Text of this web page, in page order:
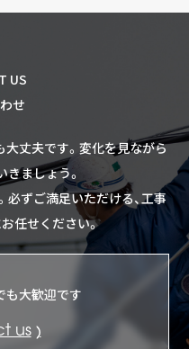
US
せ
丈夫です。 変化を見ながら
ましょう。
必ずご満足いただける、工事
任せください。
も大歓迎です
us